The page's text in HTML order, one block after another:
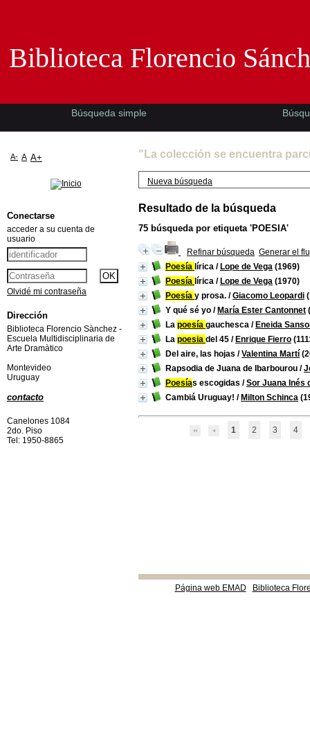
"La colección se encuentra
Nueva búsqueda
Resultado de la búsqueda
75 búsqueda por etiqueta 'POESIA'
Refinar búsqueda Generar el
Poesía lírica / Lope de Vega (1969)
Poesía lírica / Lope de Vega (1970)
Poesía y prosa. /Giacomo Leopardi
Y qué sé yo / María Ester Cantonnet
La poesía gauchesca / Eneida
La poesia del 45 / Enrique Fierro
Del aire, las hojas /Valentina Martí
Rapsodia de Juana de Ibarbourou /
Poesías escogidas /Sor Juana Inés
Cambiá Uruguay! / Milton Schinca
1 2 3 4
Página web EMAD Biblioteca
Biblioteca Florencio
Búsqueda simple
A- A A+
Conectarse
acceder a su cuenta de
usuario
Olvidé mi contraseña
Dirección
Biblioteca Florencio Sànchez -
Escuela Multidisciplinaria de
Arte Dramàtico
Montevideo
Uruguay
contacto
Canelones 1084
2do. Piso
Tel: 1950-8865